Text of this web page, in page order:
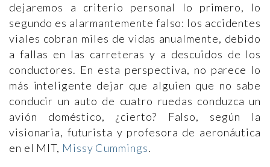
dejaremos a criterio personal lo primero, lo
segundo es alarmantemente falso: los accidentes
viales cobran miles de vidas anualmente, debido
a fallas en las carreteras y a descuidos de los
conductores. En esta perspectiva, no parece lo
más inteligente dejar que alguien que no sabe
conducir un auto de cuatro ruedas conduzca un
avión doméstico, ¿cierto? Falso, según la
visionaria, futurista y profesora de aeronáutica
en el MIT, Missy Cummings.